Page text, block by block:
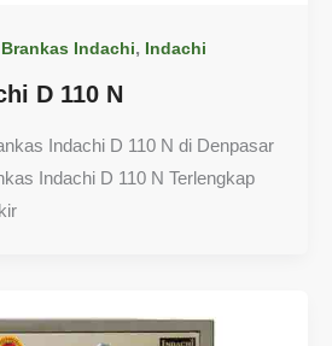
Brankas Indachi, Indachi
D 110 N
Indachi D 110 N di Denpasar
Indachi D 110 N Terlengkap